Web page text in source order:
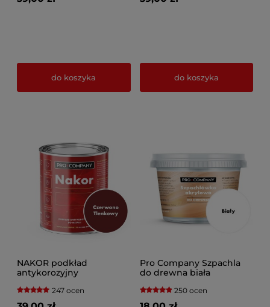
do koszyka do koszyka
NAKOR podkład
antykorozyjny
247 ocen
Pro Company Szpachla
do drewna biała
250 ocen